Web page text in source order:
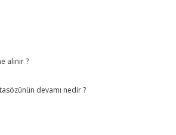
alınır ?
devamı nedir ?